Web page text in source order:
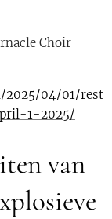
Choir
2025/04/01/rest
1-2025/
van